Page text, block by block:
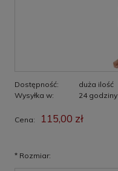
Dostępność:
duża ilość
Wysyłka w:
24 godziny
Cena: 115,00 zł
* Rozmiar: